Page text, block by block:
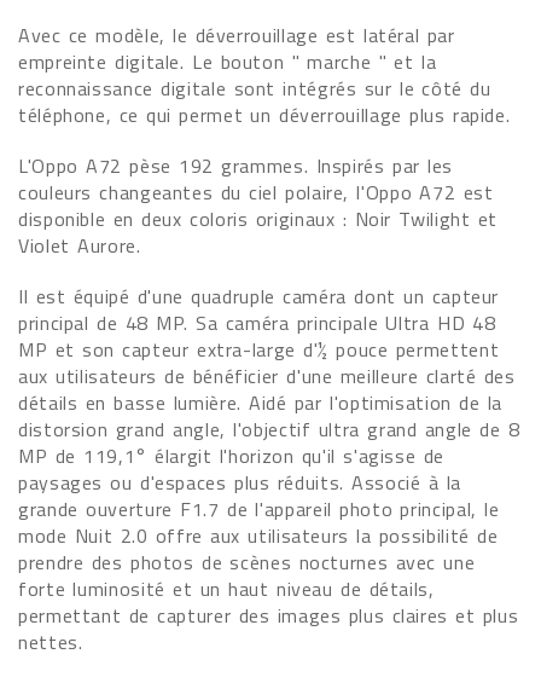
Avec ce modèle, le déverrouillage est latéral par
empreinte digitale. Le bouton " marche " et la
reconnaissance digitale sont intégrés sur le côté du
téléphone, ce qui permet un déverrouillage plus rapide.
L'Oppo A72 pèse 192 grammes. Inspirés par les
couleurs changeantes du ciel polaire, l'Oppo A72 est
disponible en deux coloris originaux : Noir Twilight et
Violet Aurore.
Il est équipé d'une quadruple caméra dont un capteur
principal de 48 MP. Sa caméra principale Ultra HD 48
MP et son capteur extra-large d'½ pouce permettent
aux utilisateurs de bénéficier d'une meilleure clarté des
détails en basse lumière. Aidé par l'optimisation de la
distorsion grand angle, l'objectif ultra grand angle de 8
MP de 119,1° élargit l'horizon qu'il s'agisse de
paysages ou d'espaces plus réduits. Associé à la
grande ouverture F1.7 de l'appareil photo principal, le
mode Nuit 2.0 offre aux utilisateurs la possibilité de
prendre des photos de scènes nocturnes avec une
forte luminosité et un haut niveau de détails,
permettant de capturer des images plus claires et plus
nettes.